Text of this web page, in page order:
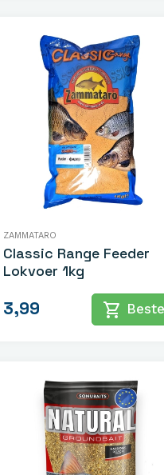
ZAMMATARO
Classic Range Feeder
Lokvoer 1kg
3,99 shopping_cart